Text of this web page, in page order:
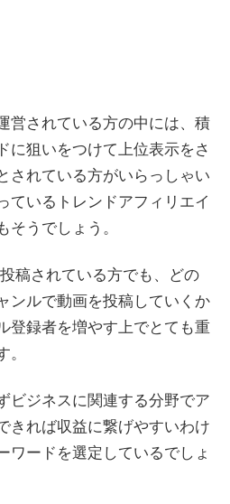
営されている方の中には、積
に狙いをつけて上位表示をさ
されている方がいらっしゃい
ているトレンドアフィリエイ
そうでしょう。
稿されている方でも、どの
ンルで動画を投稿していくか
登録者を増やす上でとても重
。
ビジネスに関連する分野でア
きれば収益に繋げやすいわけ
ワードを選定しているでしょ